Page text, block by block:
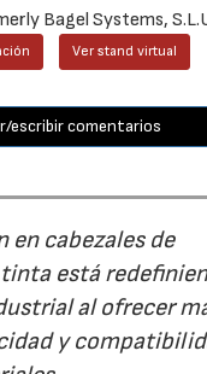
Bagel Systems,
Ver stand virtual
escribir comentarios
en cabezales de
está
al ofrecer
y